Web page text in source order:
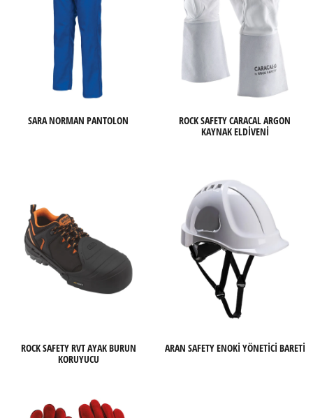
SARA NORMAN PANTOLON
ROCK SAFETY CARACAL ARGON
KAYNAK ELDİVENİ
ROCK SAFETY RVT AYAK BURUN
KORUYUCU
ARAN SAFETY ENOKI YÖNETICI BARETI